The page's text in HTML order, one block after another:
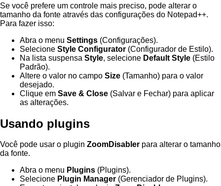
Se você prefere um controle mais preciso, pode alterar o
tamanho da fonte através das configurações do Notepad++.
Para fazer isso:
Abra o menu Settings (Configurações).
Selecione Style Configurator (Configurador de Estilo).
Na lista suspensa Style, selecione Default Style (Estilo
Padrão).
Altere o valor no campo Size (Tamanho) para o valor
desejado.
Clique em Save & Close (Salvar e Fechar) para aplicar
as alterações.
Usando plugins
Você pode usar o plugin ZoomDisabler para alterar o tamanho
da fonte.
Abra o menu Plugins (Plugins).
Selecione Plugin Manager (Gerenciador de Plugins).